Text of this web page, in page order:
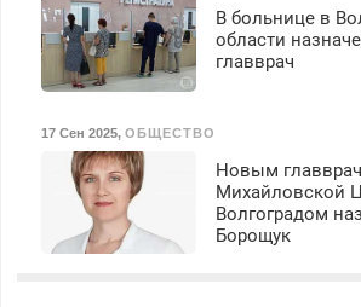
В больнице в
области
главврач
17 Сен 2025, ОБЩЕСТВО
Новым
Михайловской
Волгоградом
Борощук